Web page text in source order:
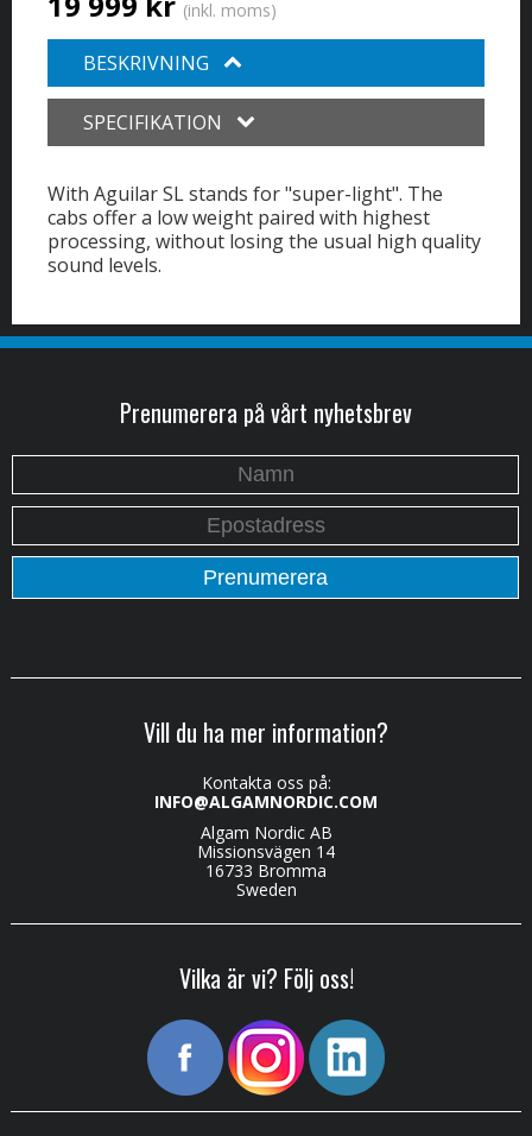
(inkl. moms)
BESKRIVNING
SPECIFIKATION
With Aguilar SL stands for "super-light". The
cabs offer a low weight paired with highest
processing, without losing the usual high quality
sound levels.
Prenumerera på vårt nyhetsbrev
Vill du ha mer information?
Kontakta oss på:
INFO@ALGAMNORDIC.COM
Algam Nordic AB
Missionsvägen 14
16733 Bromma
Sweden
Vilka är vi? Följ oss!